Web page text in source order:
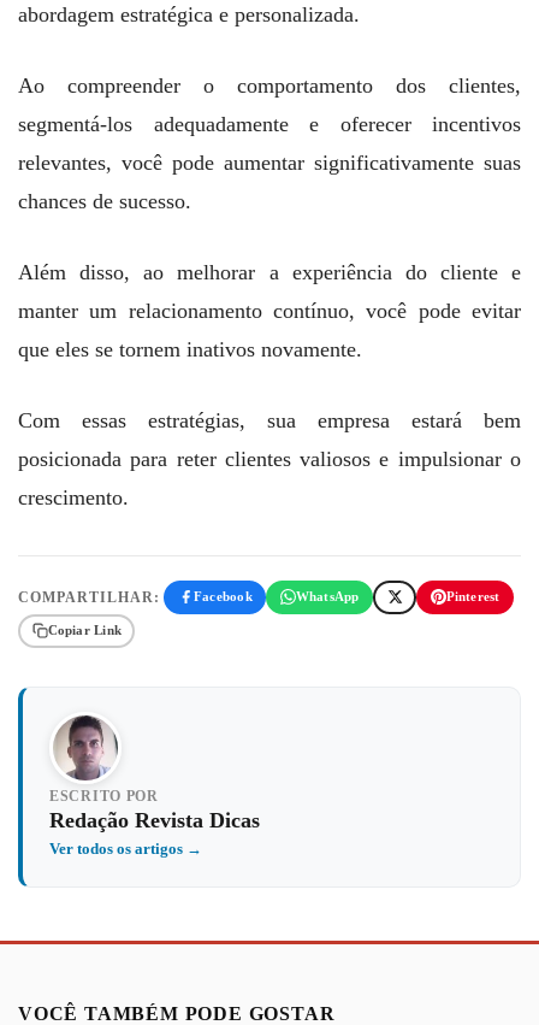
abordagem estratégica e personalizada.
Ao compreender o comportamento dos clientes,
segmentá-los adequadamente e oferecer incentivos
relevantes, você pode aumentar significativamente suas
chances de sucesso.
Além disso, ao melhorar a experiência do cliente e
manter um relacionamento contínuo, você pode evitar
que eles se tornem inativos novamente.
Com essas estratégias, sua empresa estará bem
posicionada para reter clientes valiosos e impulsionar o
crescimento.
COMPARTILHAR: Facebook WhatsApp Pinterest
Copiar Link
ESCRITO POR
Redação Revista Dicas
Ver todos os artigos →
VOCÊ TAMBÉM PODE GOSTAR